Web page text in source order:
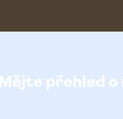
Mějte přehled